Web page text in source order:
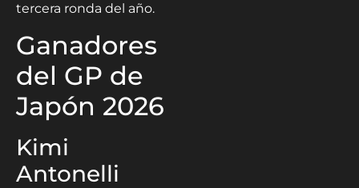
tercera ronda del año.
Ganadores
del GP de
Japón 2026
Kimi
Antonelli